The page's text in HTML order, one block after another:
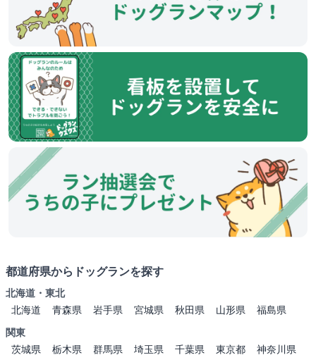
都道府県からドッグランを探す
北海道・東北
北海道
青森県 岩手県 宮城県 秋田県 山形県
福島県
関東
茨城県
栃木県 群馬県 埼玉県 千葉県 東京都
神奈川県